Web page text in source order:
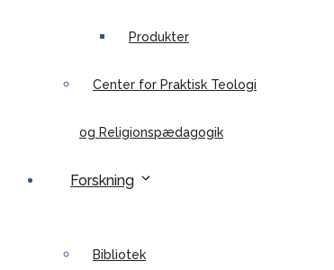
Produkter
Center for Praktisk Teologi
og Religionspædagogik
Forskning
Bibliotek